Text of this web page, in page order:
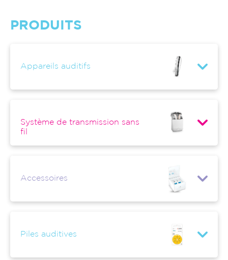
PRODUITS
Appareils auditifs
Système de transmission sans
fil
Accessoires
Piles auditives